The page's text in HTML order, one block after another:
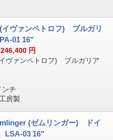
イヴァンペトロフ) ブルガリ
01 16"
246,400 円
ヴァンペトロフ) ブルガリア
ンチ
房製
(ゼムリンガー) ドイ
LSA-03 16"